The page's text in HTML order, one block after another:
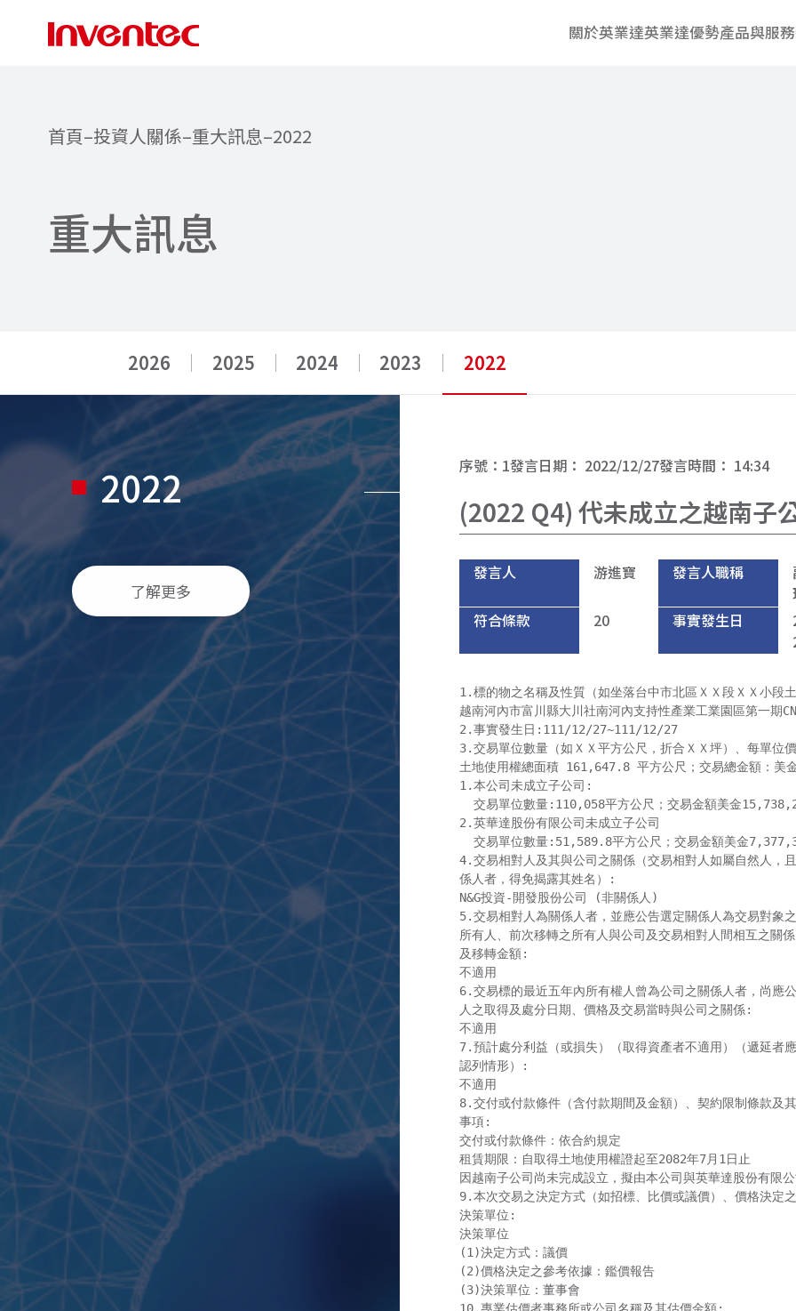
關於英業達英業達優勢產品與服務
首頁–投資人關係–重大訊息–2022
重大訊息
2026 2025 2024 2023 2022
2022
了解更多
序號： 1發言日期： 2022/12/27發言時間： 14:34
(2022 Q4) 代未成立之越南子
發言人 游進寶 發言人職稱
符合條款
20 事實發生日
1.標的物之名稱及性質（如坐落台中市北區ＸＸ段ＸＸ小段
越南河內市富川縣大川社南河內支持性產業工業園區第一期
2.事實發生日:111/12/27~111/12/27
3.交易單位數量（如ＸＸ平方公尺，折合ＸＸ坪）、每單位
土地使用權總面積 161,647.8 平方公尺；交易總金額：
1.本公司未成立子公司:
交易單位數量:110,058平方公尺；交易金額美金
2.英華達股份有限公司未成立子公司
交易單位數量:51,589.8平方公尺；交易金額美金
4.交易相對人及其與公司之關係（交易相對人如屬自然人，
係人者，得免揭露其姓名）:
N&G投資-開發股份公司 (非關係人)
5.交易相對人為關係人者，並應公告選定關係人為交易對象
所有人、前次移轉之所有人與公司及交易相對人間相互之關
及移轉金額:
不適用
6.交易標的最近五年內所有權人曾為公司之關係人者，尚應
人之取得及處分日期、價格及交易當時與公司之關係:
不適用
7.預計處分利益（或損失）（取得資產者不適用）（遞延者
認列情形）:
不適用
8.交付或付款條件（含付款期間及金額）、契約限制條款及
事項:
交付或付款條件：依合約規定
租賃期限：自取得土地使用權證起至2082年7月1日止
因越南子公司尚未完成設立，擬由本公司與英華達股份有限
9.本次交易之決定方式（如招標、比價或議價）、價格決定
決策單位:
決策單位
(1)決定方式：議價
(2)價格決定之參考依據：鑑價報告
(3)決策單位：董事會